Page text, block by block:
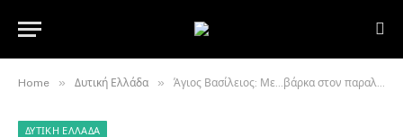
Home » Δυτική Ελλάδα » Άγιος Βασίλειος: Με…βάρκα στον παραλιακό δρόμο από την βροχή
ΔΥΤΙΚΉ ΕΛΛΆΔΑ